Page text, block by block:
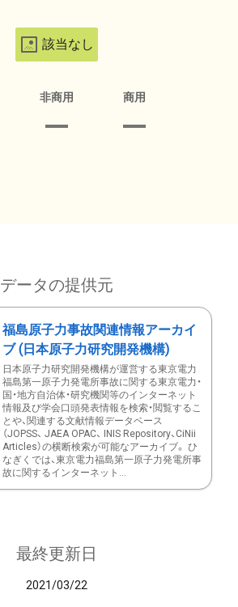
該当なし
非商用 商用
データの提供元
福島原子力事故関連情報アーカイ
ブ (日本原子力研究開発機構)
日本原子力研究開発機構が運営する東京電力
福島第一原子力発電所事故に関する東京電力・
国・地方自治体・研究機関等のインターネット
情報及び学会口頭発表情報を検索・閲覧するこ
とや、関連する文献情報データベース
（JOPSS、 JAEA OPAC、 INIS Repository、CiNii
Articles）の横断検索が可能なアーカイブ。 ひ
なぎくでは、東京電力福島第一原子力発電所事
故に関するインターネット...
最終更新日
2021/03/22